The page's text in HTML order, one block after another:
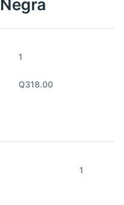
1
Q318.00
1